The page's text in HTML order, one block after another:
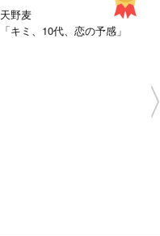
天野麦
「キミ、10代、恋の予感」